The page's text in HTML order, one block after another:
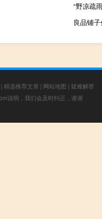
“野凉疏
良品铺
| 精选推荐文章 | 网站地图 | 疑难解答
说明，我们会及时纠正，谢谢